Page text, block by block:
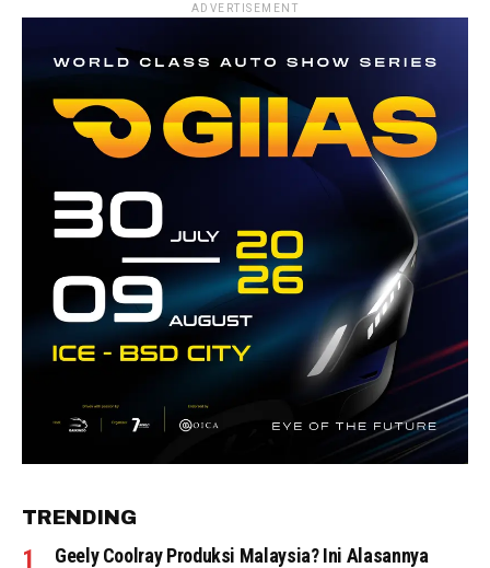
ADVERTISEMENT
TRENDING
Geely Coolray Produksi Malaysia? Ini Alasannya